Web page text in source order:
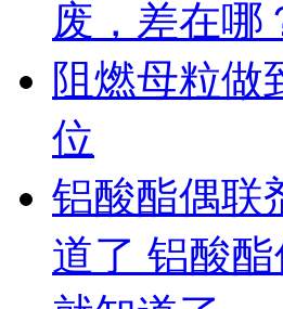
废，差在哪
阻燃母粒做
位
铝酸酯偶联
道了 铝酸